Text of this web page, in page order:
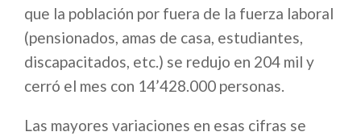
que la población por fuera de la fuerza laboral
(pensionados, amas de casa, estudiantes,
discapacitados, etc.) se redujo en 204 mil y
cerró el mes con 14’428.000 personas.
Las mayores variaciones en esas cifras se